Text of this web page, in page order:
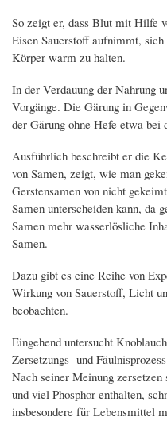
So zeigt er, dass Blut mit Hilfe
Eisen Sauerstoff aufnimmt,
Körper warm zu halten.
In der Verdauung der Nahrung
Vorgänge. Die Gärung in
der Gärung ohne Hefe etwa bei
Ausführlich beschreibt er die
von Samen, zeigt, wie man
Gerstensamen von nicht
Samen unterscheiden kann, da
Samen mehr wasserlösliche
Samen.
Dazu gibt es eine Reihe von
Wirkung von Sauerstoff, Licht
beobachten.
Eingehend untersucht
Zersetzungs- und
Nach seiner Meinung
und viel Phosphor enthalten,
insbesondere für Lebensmittel